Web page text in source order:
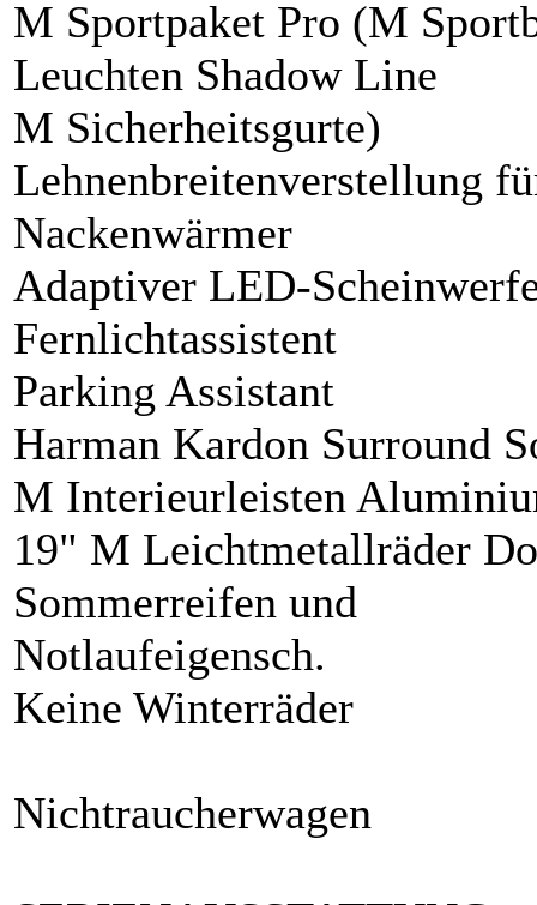
M Sportpaket Pro (M
Leuchten Shadow Line
M Sicherheitsgurte)
Lehnenbreitenverstellung
Nackenwärmer
Adaptiver LED-
Fernlichtassistent
Parking Assistant
Harman Kardon Surround
M Interieurleisten
19" M Leichtmetallräder
Sommerreifen und
Notlaufeigensch.
Keine Winterräder
Nichtraucherwagen